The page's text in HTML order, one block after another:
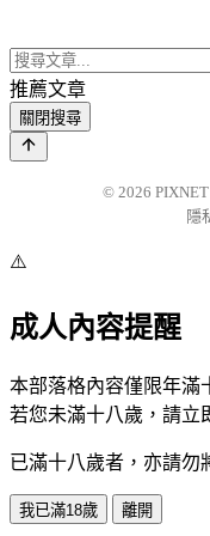
推薦文章
關閉搜尋
© 2026 PIXNET
隱
⚠️
成人內容提醒
本部落格內容僅限年滿
若您未滿十八歲，請立
已滿十八歲者，亦請勿
我已滿18歲 離開